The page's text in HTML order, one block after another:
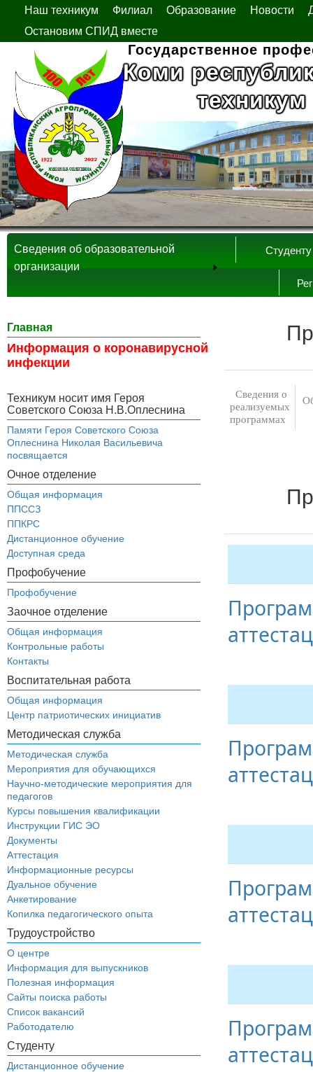
Наш техникум Филиал Образование Новости
Остановим СПИД вместе
Государственное
Коми
Студенту
Сведения об образовательной
организации
Главная
Информация о коронавирусной
инфекции
Техникум носит имя Героя
Советского Союза Н.В.Оплеснина
Памяти Героя Советского Союза
Оплеснина Николая Васильевича
посвящается
Очное отделение
Общая информация
ППССЗ
ППКРС
Дистанционное обучение
Доступная среда
Профобучение
Профобучение
Заочное отделение
Общая информация
Контрольные работы
Контакты
Воспитательная работа
Общая информация
Центр патриотических инициатив
Методическая служба
Методическая служба
Мероприятия для обучающихся
Научно-методические мероприятия для
педагогов
Курсы повышения квалификации
Инструкции ГИС ЭО
Документы
Аттестация
Информационные ресурсы
Дуальное обучение
Анкетирование
Копилка педагогического опыта
Трудоустройство
О центре
Информация для выпускников
Полезная информация
Сайты поиска работы
Список вакансий
Работодателю
Студенту
Дистанционное обучение
Сведения о
реализуемых
программах